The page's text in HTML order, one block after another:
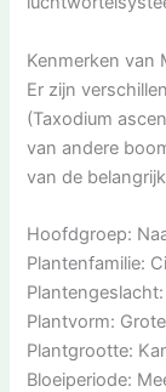
Kenmerken van
Er zijn
(Taxodium
van andere
van de
Hoofdgroep:
Plantenfamilie:
Plantvorm:
Plantgrootte:
Bloeiperiode: